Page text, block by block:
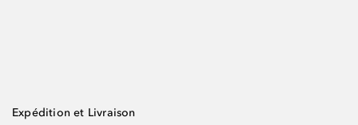
Expédition et Livraison